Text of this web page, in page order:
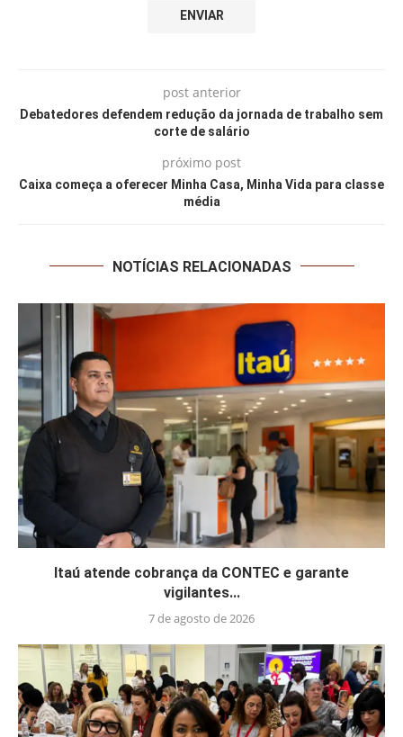
post anterior
Debatedores defendem redução da jornada de trabalho sem
corte de salário
próximo post
Caixa começa a oferecer Minha Casa, Minha Vida para classe
média
NOTÍCIAS RELACIONADAS
Itaú atende cobrança da CONTEC e garante
vigilantes...
7 de agosto de 2026